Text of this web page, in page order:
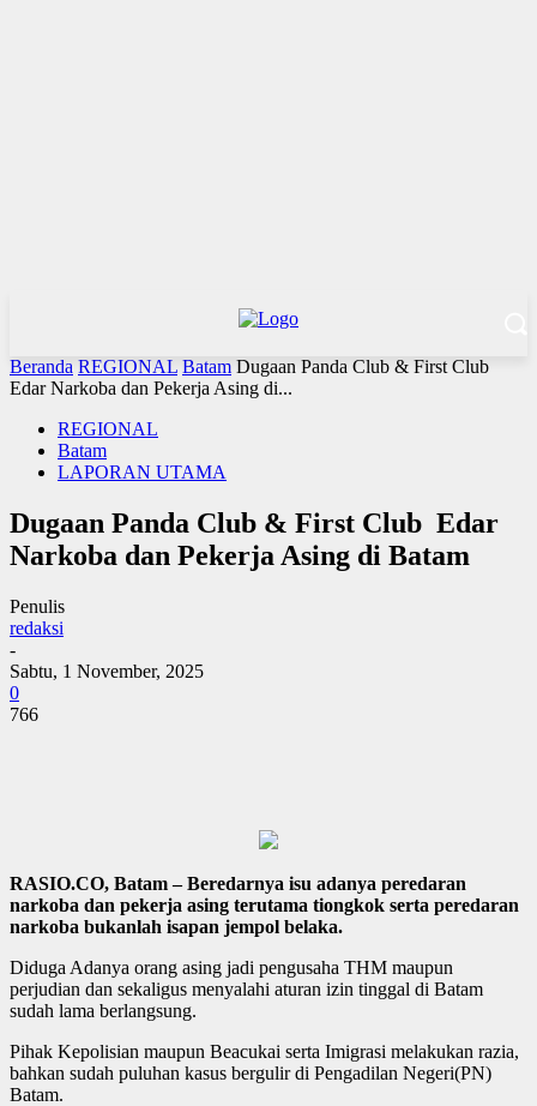
Beranda REGIONAL Batam Dugaan Panda Club & First Club
Edar Narkoba dan Pekerja Asing di...
REGIONAL
Batam
LAPORAN UTAMA
Dugaan Panda Club & First Club Edar
Narkoba dan Pekerja Asing di Batam
Penulis
redaksi
-
Sabtu, 1 November, 2025
0
766
RASIO.CO, Batam – Beredarnya isu adanya peredaran
narkoba dan pekerja asing terutama tiongkok serta peredaran
narkoba bukanlah isapan jempol belaka.
Diduga Adanya orang asing jadi pengusaha THM maupun
perjudian dan sekaligus menyalahi aturan izin tinggal di Batam
sudah lama berlangsung.
Pihak Kepolisian maupun Beacukai serta Imigrasi melakukan razia,
bahkan sudah puluhan kasus bergulir di Pengadilan Negeri(PN)
Batam.